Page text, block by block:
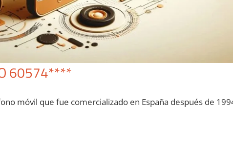
60574****
móvil quе fue comercializado en España después dе